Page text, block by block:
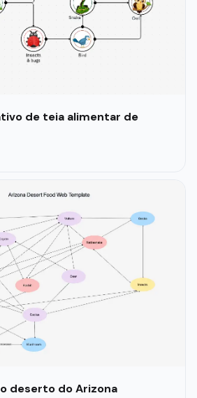
de teia alimentar de
deserto do Arizona